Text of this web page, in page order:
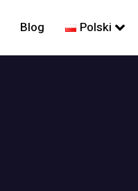
Blog Polski